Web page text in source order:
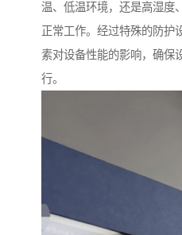
温、低温环境，还是高湿度
正常工作。经过特殊的防护
素对设备性能的影响，确保
行。​